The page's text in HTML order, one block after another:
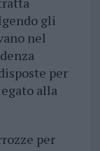
gli
nel
per
alla
per